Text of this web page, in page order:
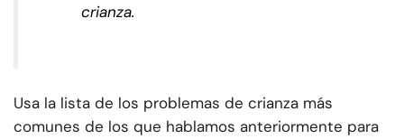
crianza.
Usa la lista de los problemas de crianza más
comunes de los que hablamos anteriormente para